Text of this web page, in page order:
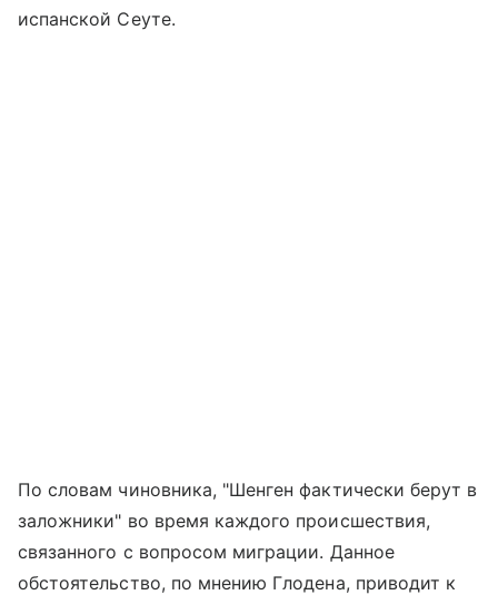
испанской Сеуте.
По словам чиновника, "Шенген фактически берут в
заложники" во время каждого происшествия,
связанного с вопросом миграции. Данное
обстоятельство, по мнению Глодена, приводит к